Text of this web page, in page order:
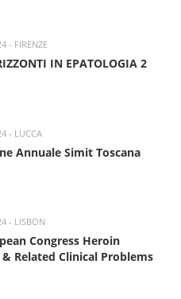
- FIRENZE
IN EPATOLOGIA 2
- LUCCA
Annuale Simit Toscana
- LISBON
Congress Heroin
Related Clinical Problems